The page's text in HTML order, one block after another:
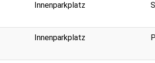
Innenparkplatz
Innenparkplatz